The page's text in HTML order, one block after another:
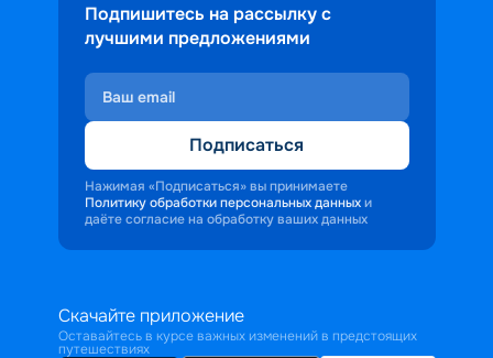
Подпишитесь на рассылку с
лучшими предложениями
Подписаться
Нажимая «Подписаться» вы принимаете
Политику обработки персональных данных и
даёте согласие на обработку ваших данных
Скачайте приложение
Оставайтесь в курсе важных изменений в предстоящих
путешествиях